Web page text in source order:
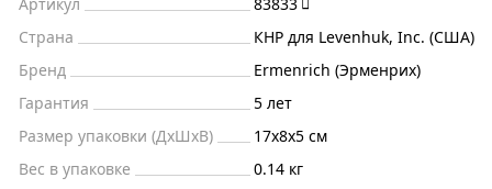
Страна
КНР для Levenhuk, Inc. (США)
Бренд
Ermenrich (Эрменрих)
Гарантия
5 лет
Размер упаковки (ДxШxВ)
17x8x5 см
Вес в упаковке
0.14 кг